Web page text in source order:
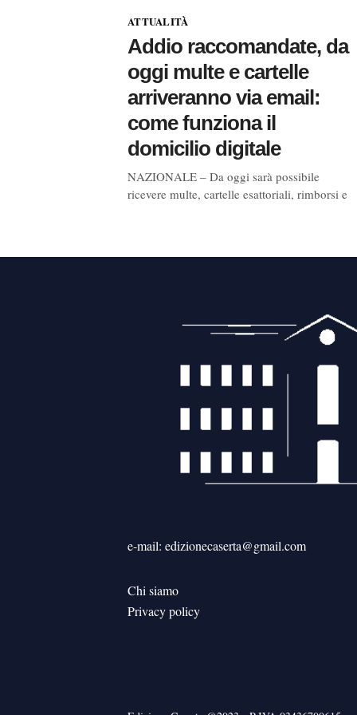
ATTUALITÀ
Addio raccomandate, da
oggi multe e cartelle
arriveranno via email:
come funziona il
domicilio digitale
NAZIONALE – Da oggi sarà possibile
ricevere multe, cartelle esattoriali, rimborsi e
e-mail: edizionecaserta@gmail.com
Chi siamo
Privacy policy